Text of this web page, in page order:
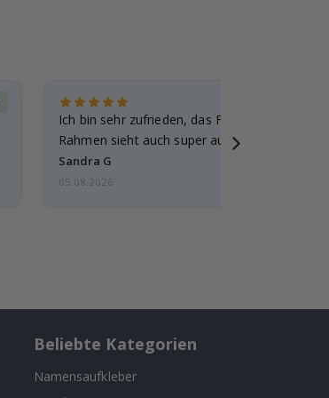
Ich bin sehr zufrieden, das Foto ist toll
Rahmen sieht auch super aus. Die Lieferung
außerdem…
Sandra G
05.08.2026
Beliebte Kategorien
Namensaufkleber